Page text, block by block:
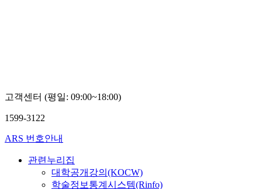
고객센터 (평일: 09:00~18:00)
1599-3122
ARS 번호안내
관련누리집
대학공개강의(KOCW)
학술정보통계시스템(Rinfo)